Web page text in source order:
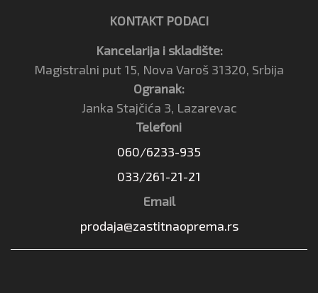
KONTAKT PODACI
Kancelarija i skladište:
Magistralni put 15, Nova Varoš 31320, Srbija
Ogranak:
Janka Stajčića 3, Lazarevac
Telefoni
060/6233-935
033/261-21-21
Email
prodaja@zastitnaoprema.rs